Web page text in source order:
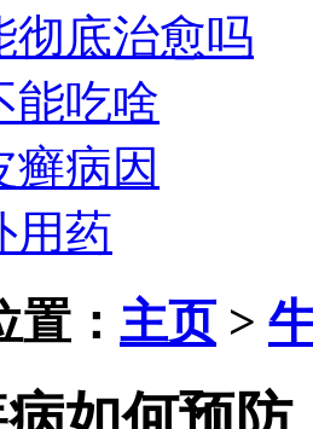
彻底治愈吗
能吃啥
癣病因
用药
： 主页>